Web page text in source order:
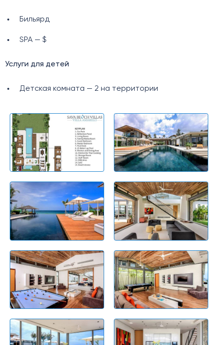
Бильярд
SPA — $
Услуги для детей
Детская комната — 2 на территории